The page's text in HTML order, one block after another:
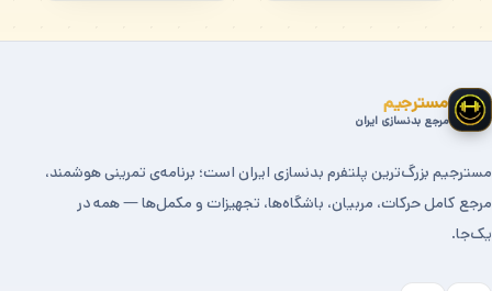
مسترجیم
مرجع بدنسازی ایران
مسترجیم بزرگ‌ترین پلتفرم بدنسازی ایران است؛ برنامه‌ی تمرینی هوشمند،
مرجع کامل حرکات، مربیان، باشگاه‌ها، تجهیزات و مکمل‌ها — همه در
یک‌جا.